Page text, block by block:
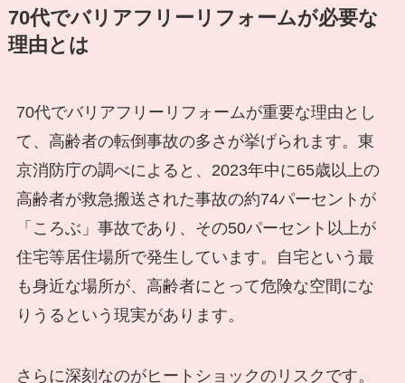
70代でバリアフリーリフォームが必要な
理由とは
70代でバリアフリーリフォームが重要な理由とし
て、高齢者の転倒事故の多さが挙げられます。東
京消防庁の調べによると、2023年中に65歳以上の
高齢者が救急搬送された事故の約74パーセントが
「ころぶ」事故であり、その50パーセント以上が
住宅等居住場所で発生しています。自宅という最
も身近な場所が、高齢者にとって危険な空間にな
りうるという現実があります。
さらに深刻なのがヒートショックのリスクです。